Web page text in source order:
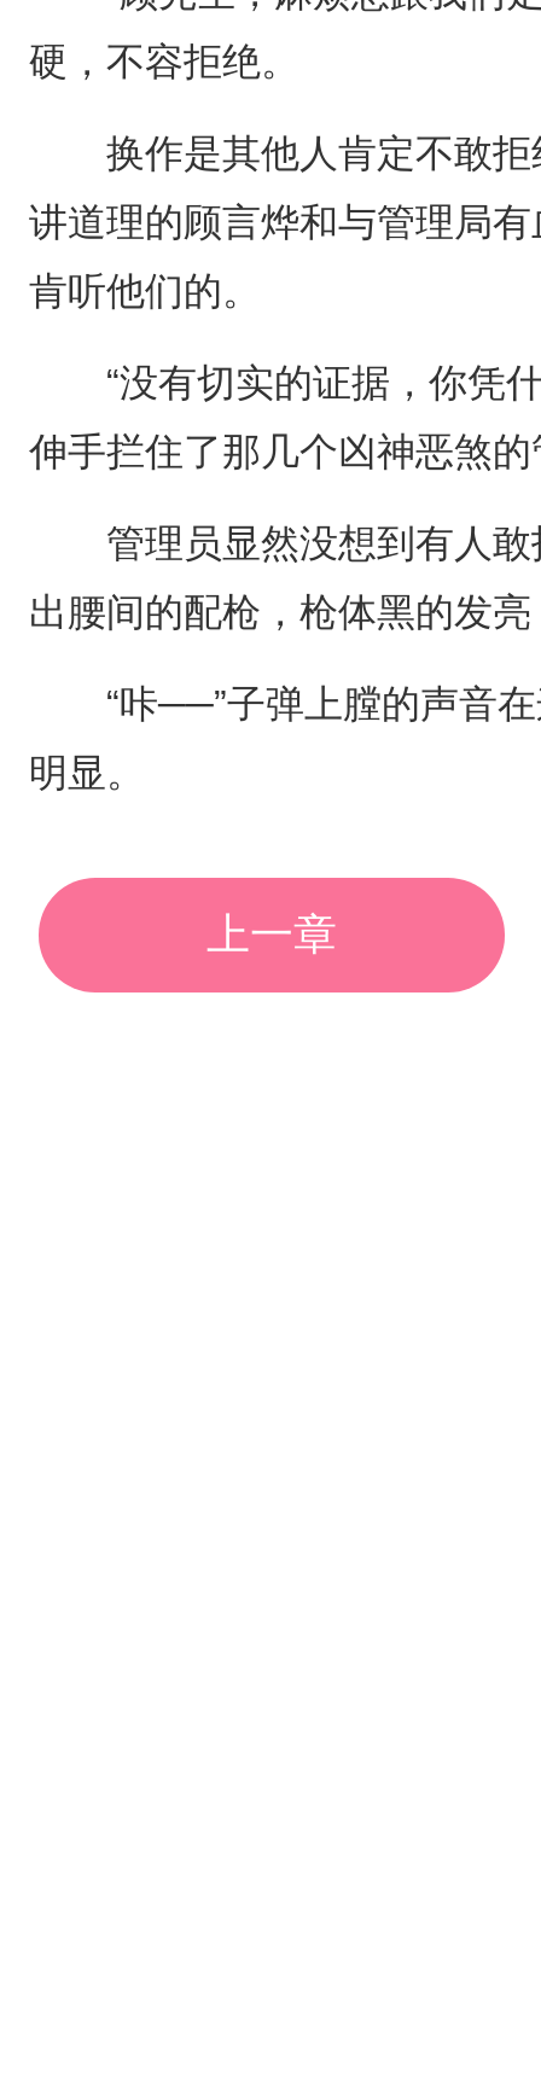
硬，不容拒绝。
换作是其他人肯定不敢拒
讲道理的顾言烨和与管理局
肯听他们的。
“没有切实的证据，你凭什
伸手拦住了那几个凶神恶煞
管理员显然没想到有人敢
出腰间的配枪，枪体黑的发
“咔──”子弹上膛的声音在
明显。
上一章